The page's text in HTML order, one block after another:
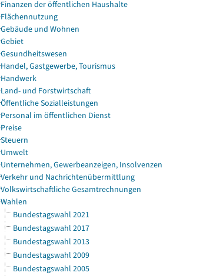
Finanzen der öffentlichen Haushalte
Flächennutzung
Gebäude und Wohnen
Gebiet
Gesundheitswesen
Handel, Gastgewerbe, Tourismus
Handwerk
Land- und Forstwirtschaft
Öffentliche Sozialleistungen
Personal im öffentlichen Dienst
Preise
Steuern
Umwelt
Unternehmen, Gewerbeanzeigen, Insolvenzen
Verkehr und Nachrichtenübermittlung
Volkswirtschaftliche Gesamtrechnungen
Wahlen
Bundestagswahl 2021
Bundestagswahl 2017
Bundestagswahl 2013
Bundestagswahl 2009
Bundestagswahl 2005